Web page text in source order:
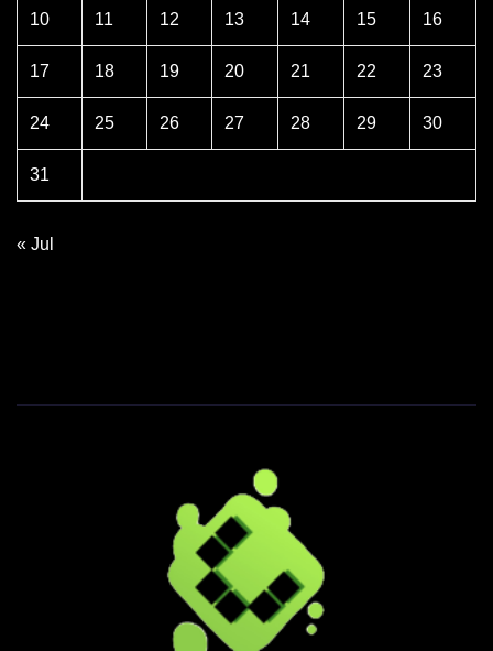
10 11 12 13 14 15 16
17 18 19 20 21 22 23
24 25 26 27 28 29 30
31
« Jul